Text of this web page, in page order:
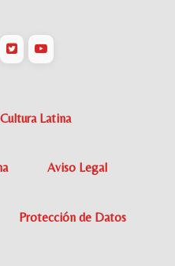
Latina
Aviso Legal
Protección de Datos